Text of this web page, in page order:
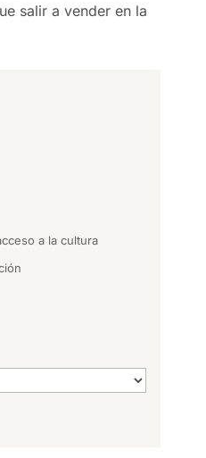
salir a vender en la
a la cultura